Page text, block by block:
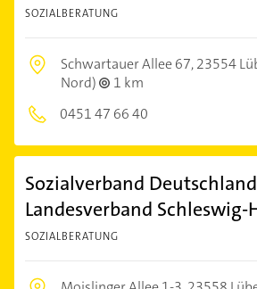
SOZIALBERATUNG
Schwartauer Allee 67,23554
Nord)
1 km
0451 47 66 40
Sozialverband
Landesverband Schleswig-
SOZIALBERATUNG